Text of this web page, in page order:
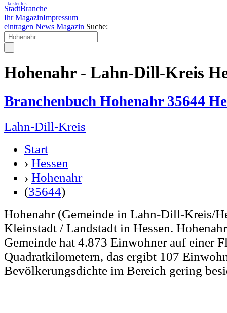
StadtBranche
Ihr MagazinImpressum
kostenlos
eintragen News Magazin Suche:
Hohenahr - Lahn-Dill-Kreis
Branchenbuch Hohenahr 35644
Lahn-Dill-Kreis
Start
› Hessen
› Hohenahr
(35644)
Hohenahr (Gemeinde in Lahn-Dill-Kreis/
Kleinstadt / Landstadt in Hessen.
Gemeinde hat 4.873 Einwohner auf einer
Quadratkilometern, das ergibt 107
Bevölkerungsdichte im Bereich gering